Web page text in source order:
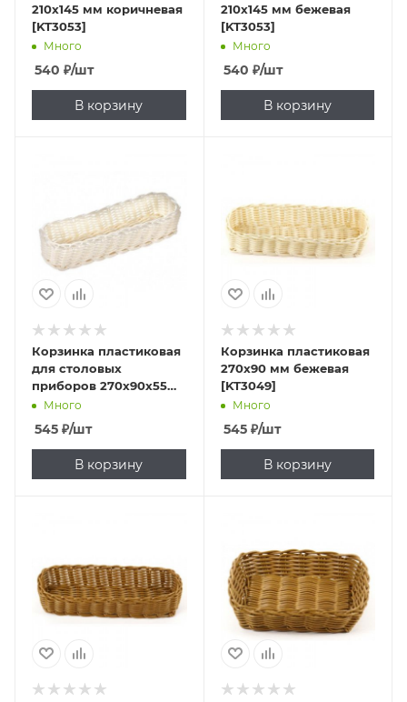
210х145 мм коричневая
[KT3053]
Много
540 ₽/шт
В корзину
210х145 мм бежевая
[KT3053]
Много
540 ₽/шт
В корзину
Корзинка пластиковая
для столовых
приборов 270х90х55
мм белая [White 3531,
KT3049]
Много
545 ₽/шт
В корзину
Корзинка пластиковая
270х90 мм бежевая
[KT3049]
Много
545₽/шт
В корзину